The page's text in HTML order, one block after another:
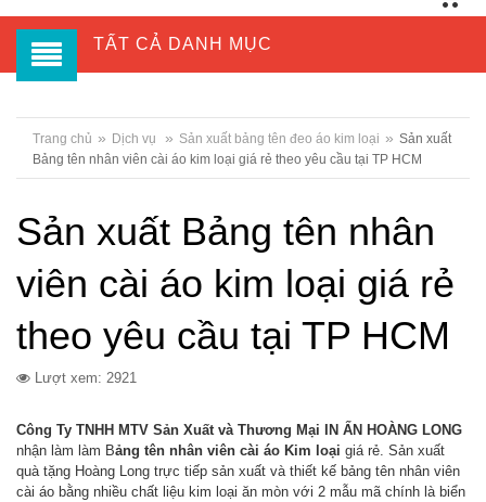
TẤT CẢ DANH MỤC
Trang chủ » Dịch vụ » Sản xuất bảng tên đeo áo kim loại » Sản xuất
Bảng tên nhân viên cài áo kim loại giá rẻ theo yêu cầu tại TP HCM
Sản xuất Bảng tên nhân
viên cài áo kim loại giá rẻ
theo yêu cầu tại TP HCM
Lượt xem: 2921
Công Ty TNHH MTV Sản Xuất và Thương Mại IN ẤN HOÀNG LONG
nhận làm làm Bảng tên nhân viên cài áo Kim loại giá rẻ. Sản xuất
quà tặng Hoàng Long trực tiếp sản xuất và thiết kế bảng tên nhân viên
cài áo bằng nhiều chất liệu kim loại ăn mòn với 2 mẫu mã chính là biển